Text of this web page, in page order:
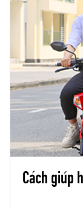
Cách giúp